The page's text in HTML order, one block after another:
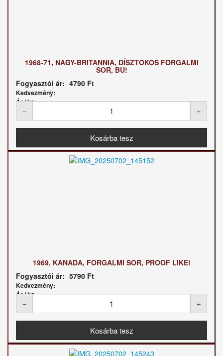
1968-71, NAGY-BRITANNIA, DÍSZTOKOS FORGALMI
SOR, BU!
Fogyasztói ár: 4790 Ft
Kedvezmény:
Ár / kg:
1969, KANADA, FORGALMI SOR, PROOF LIKE!
Fogyasztói ár: 5790 Ft
Kedvezmény:
Ár / kg: